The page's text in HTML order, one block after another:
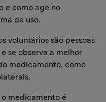
e como age no
de uso.
voluntários são pessoas
se observa a melhor
medicamento, como
o medicamento é